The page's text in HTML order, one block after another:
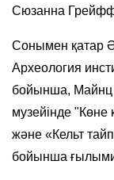
Сюзанна
Сонымен қатар
Археология
бойынша, Майнц
музейінде "Көне
және «Кельт
бойынша